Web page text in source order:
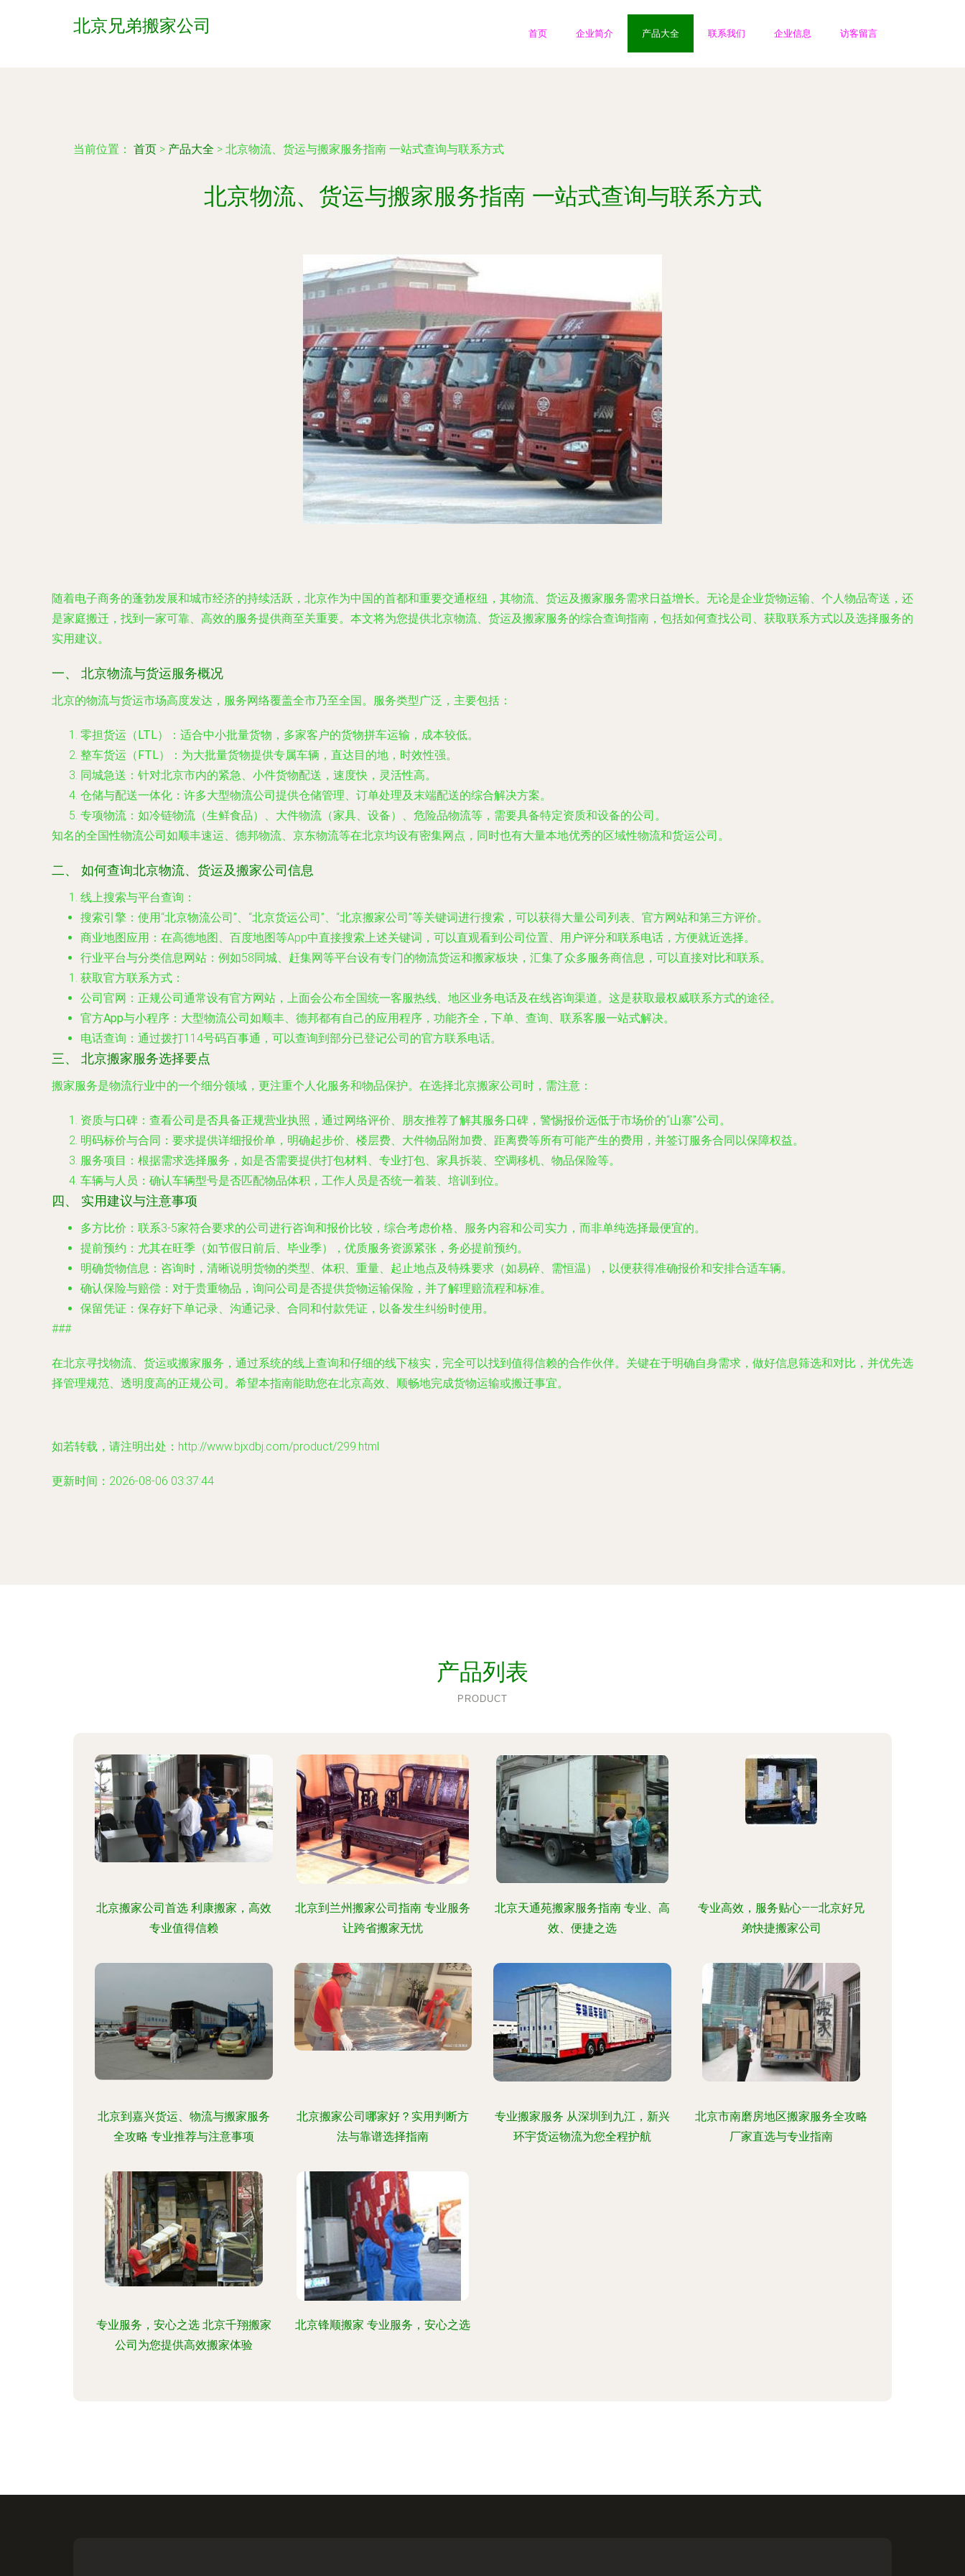
北京兄弟搬家公司 首页 企业简介 产品大全 联系我们 企业信息 访客留言
当前位置： 首页 > 产品大全 > 北京物流、货运与搬家服务指南 一站式查询与联系方式
北京物流、货运与搬家服务指南 一站式查询与联系方式
随着电子商务的蓬勃发展和城市经济的持续活跃，北京作为中国的首都和重要交通枢纽，其物流、货运及搬家服务需求日益增长。无论是企业货物运输、个人物品寄送，还
是家庭搬迁，找到一家可靠、高效的服务提供商至关重要。本文将为您提供北京物流、货运及搬家服务的综合查询指南，包括如何查找公司、获取联系方式以及选择服务的
实用建议。
一、 北京物流与货运服务概况
北京的物流与货运市场高度发达，服务网络覆盖全市乃至全国。服务类型广泛，主要包括：
零担货运（LTL）
：适合中小批量货物，多家客户的货物拼车运输，成本较低。
整车货运（FTL）
：为大批量货物提供专属车辆，直达目的地，时效性强。
同城急送 ：针对北京市内的紧急、小件货物配送，速度快，灵活性高。
仓储与配送一体化 ：许多大型物流公司提供仓储管理、订单处理及末端配送的综合解决方案。
专项物流 ：如冷链物流（生鲜食品）、大件物流（家具、设备）、危险品物流等，需要具备特定资质和设备的公司。
知名的全国性物流公司如顺丰速运、德邦物流、京东物流等在北京均设有密集网点，同时也有大量本地优秀的区域性物流和货运公司。
二、 如何查询北京物流、货运及搬家公司信息
线上搜索与平台查询 ：
搜索引擎 ：使用“北京物流公司”、“北京货运公司”、“北京搬家公司”等关键词进行搜索，可以获得大量公司列表、官方网站和第三方评价。
商业地图应用 ：在高德地图、百度地图等App中直接搜索上述关键词，可以直观看到公司位置、用户评分和联系电话，方便就近选择。
行业平台与分类信息网站 ：例如58同城、赶集网等平台设有专门的物流货运和搬家板块，汇集了众多服务商信息，可以直接对比和联系。
获取官方联系方式 ：
公司官网 ：正规公司通常设有官方网站，上面会公布全国统一客服热线、地区业务电话及在线咨询渠道。这是获取最权威联系方式的途径。
官方App与小程序 ：大型物流公司如顺丰、德邦都有自己的应用程序，功能齐全，下单、查询、联系客服一站式解决。
电话查询 ：通过拨打114号码百事通，可以查询到部分已登记公司的官方联系电话。
三、 北京搬家服务选择要点
搬家服务是物流行业中的一个细分领域，更注重个人化服务和物品保护。在选择北京搬家公司时，需注意：
资质与口碑 ：查看公司是否具备正规营业执照，通过网络评价、朋友推荐了解其服务口碑，警惕报价远低于市场价的“山寨”公司。
明码标价与合同 ：要求提供详细报价单，明确起步价、楼层费、大件物品附加费、距离费等所有可能产生的费用，并签订服务合同以保障权益。
服务项目 ：根据需求选择服务，如是否需要提供打包材料、专业打包、家具拆装、空调移机、物品保险等。
车辆与人员 ：确认车辆型号是否匹配物品体积，工作人员是否统一着装、培训到位。
四、 实用建议与注意事项
多方比价 ：联系3-5家符合要求的公司进行咨询和报价比较，综合考虑价格、服务内容和公司实力，而非单纯选择最便宜的。
提前预约 ：尤其在旺季（如节假日前后、毕业季），优质服务资源紧张，务必提前预约。
明确货物信息 ：咨询时，清晰说明货物的类型、体积、重量、起止地点及特殊要求（如易碎、需恒温），以便获得准确报价和安排合适车辆。
确认保险与赔偿 ：对于贵重物品，询问公司是否提供货物运输保险，并了解理赔流程和标准。
保留凭证 ：保存好下单记录、沟通记录、合同和付款凭证，以备发生纠纷时使用。
###
在北京寻找物流、货运或搬家服务，通过系统的线上查询和仔细的线下核实，完全可以找到值得信赖的合作伙伴。关键在于明确自身需求，做好信息筛选和对比，并优先选
择管理规范、透明度高的正规公司。希望本指南能助您在北京高效、顺畅地完成货物运输或搬迁事宜。
如若转载，请注明出处：http://www.bjxdbj.com/product/299.html
更新时间：2026-08-06 03:37:44
产品列表
PRODUCT
北京搬家公司首选 利康搬家，高效
专业值得信赖
北京到兰州搬家公司指南 专业服务
让跨省搬家无忧
北京天通苑搬家服务指南 专业、高
效、便捷之选
专业高效，服务贴心——北京好兄
弟快捷搬家公司
北京到嘉兴货运、物流与搬家服务
全攻略 专业推荐与注意事项
北京搬家公司哪家好？实用判断方
法与靠谱选择指南
专业搬家服务 从深圳到九江，新兴
环宇货运物流为您全程护航
北京市南磨房地区搬家服务全攻略
厂家直选与专业指南
专业服务，安心之选 北京千翔搬家
公司为您提供高效搬家体验
北京锋顺搬家 专业服务，安心之选